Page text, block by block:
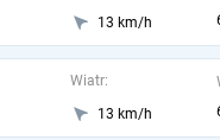
13 km/h
Wiatr:
13 km/h